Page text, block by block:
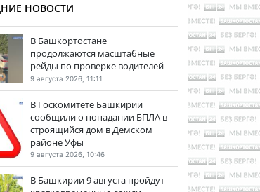
НОВОСТИ
В Башкортостане
продолжаются масштабные
рейды по проверке водителей
9 августа 2026, 11:11
В Госкомитете Башкирии
сообщили о попадании БПЛА в
строящийся дом в Демском
районе Уфы
9 августа 2026, 10:46
В Башкирии 9 августа пройдут